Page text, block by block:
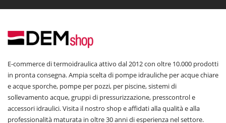
E-commerce di termoidraulica attivo dal 2012 con oltre 10.000 prodotti
in pronta consegna. Ampia scelta di pompe idrauliche per acque chiare
e acque sporche, pompe per pozzi, per piscine, sistemi di
sollevamento acque, gruppi di pressurizzazione, presscontrol e
accessori idraulici. Visita il nostro shop e affidati alla qualità e alla
professionalità maturata in oltre 30 anni di esperienza nel settore.